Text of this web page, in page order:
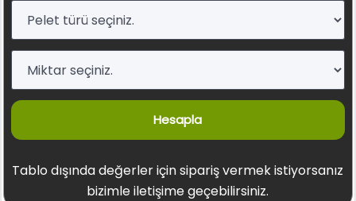
Hesapla
Tablo dışında değerler için sipariş vermek istiyorsanız
bizimle iletişime geçebilirsiniz.